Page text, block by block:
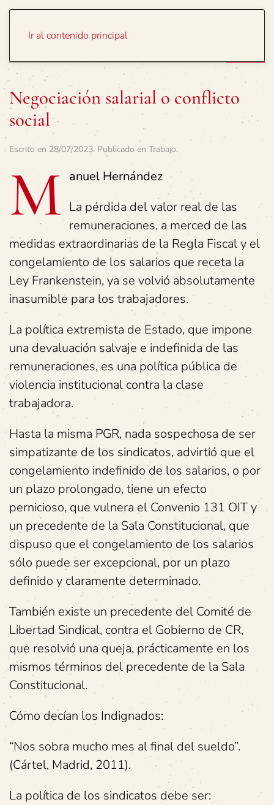
Ir al contenido principal
Negociación salarial o conflicto
social
Escrito en 28/07/2023. Publicado en Trabajo.
M anuel Hernández
La pérdida del valor real de las
remuneraciones, a merced de las
medidas extraordinarias de la Regla Fiscal y el
congelamiento de los salarios que receta la
Ley Frankenstein, ya se volvió absolutamente
inasumible para los trabajadores.
La política extremista de Estado, que impone
una devaluación salvaje e indefinida de las
remuneraciones, es una política pública de
violencia institucional contra la clase
trabajadora.
Hasta la misma PGR, nada sospechosa de ser
simpatizante de los sindicatos, advirtió que el
congelamiento indefinido de los salarios, o por
un plazo prolongado, tiene un efecto
pernicioso, que vulnera el Convenio 131 OIT y
un precedente de la Sala Constitucional, que
dispuso que el congelamiento de los salarios
sólo puede ser excepcional, por un plazo
definido y claramente determinado.
También existe un precedente del Comité de
Libertad Sindical, contra el Gobierno de CR,
que resolvió una queja, prácticamente en los
mismos términos del precedente de la Sala
Constitucional.
Cómo decían los Indignados:
“Nos sobra mucho mes al final del sueldo”.
(Cártel, Madrid, 2011).
La política de los sindicatos debe ser: